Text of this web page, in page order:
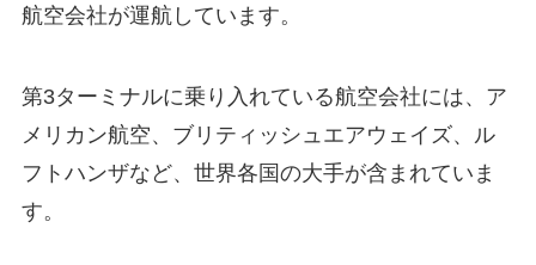
航空会社が運航しています。
第3ターミナルに乗り入れている航空会社には、ア
メリカン航空、ブリティッシュエアウェイズ、ル
フトハンザなど、世界各国の大手が含まれていま
す。